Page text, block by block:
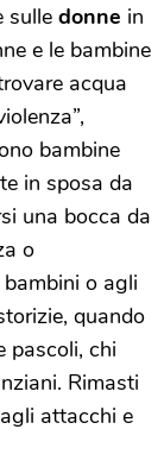
sulle donne in
e le bambine
acqua
bambine
in sposa da
una bocca da
o
o agli
quando
pascoli, chi
Rimasti
attacchi e